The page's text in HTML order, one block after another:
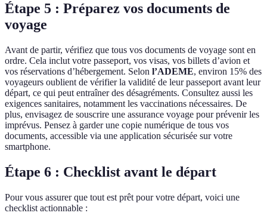
Étape 5 : Préparez vos documents de
voyage
Avant de partir, vérifiez que tous vos documents de voyage sont en
ordre. Cela inclut votre passeport, vos visas, vos billets d’avion et
vos réservations d’hébergement. Selon l’ADEME, environ 15% des
voyageurs oublient de vérifier la validité de leur passeport avant leur
départ, ce qui peut entraîner des désagréments. Consultez aussi les
exigences sanitaires, notamment les vaccinations nécessaires. De
plus, envisagez de souscrire une assurance voyage pour prévenir les
imprévus. Pensez à garder une copie numérique de tous vos
documents, accessible via une application sécurisée sur votre
smartphone.
Étape 6 : Checklist avant le départ
Pour vous assurer que tout est prêt pour votre départ, voici une
checklist actionnable :